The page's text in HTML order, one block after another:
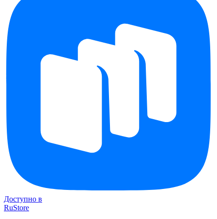
Доступно в
RuStore